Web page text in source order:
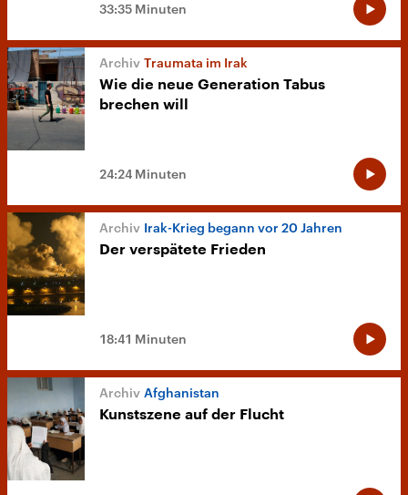
33:35 Minuten
Traumata im Irak
Wie die neue Generation Tabus
brechen will
24:24 Minuten
Irak-Krieg begann vor 20 Jahren
Der verspätete Frieden
18:41 Minuten
Afghanistan
Kunstszene auf der Flucht